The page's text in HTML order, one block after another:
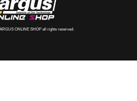
ONLINE SHOP all rights reserved.